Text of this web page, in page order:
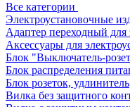
Все категории
Электроустановочные
Адаптер переходный для
Аксессуары для
Блок "Выключатель-
Блок распределения
Блок розеток, удлинитель
Вилка без защитного